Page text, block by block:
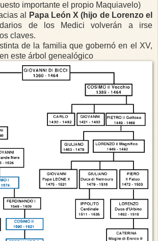
importante el propio Maquiavelo)
al
Papa León X (hijo de Lorenzo el
de los Medici volverán a irse
claves.
de la familia que gobernó en el XV,
este árbol genealógico